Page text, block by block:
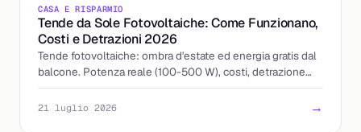
CASA E RISPARMIO
Tende da Sole Fotovoltaiche: Come Funzionano,
Costi e Detrazioni 2026
Tende fotovoltaiche: ombra d'estate ed energia gratis dal
balcone. Potenza reale (100-500 W), costi, detrazione
50% nel 2026 e quando conviene davvero.
21 luglio 2026 →